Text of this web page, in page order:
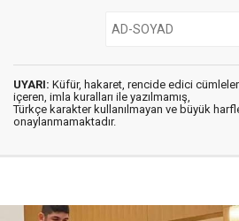
UYARI: Küfür, hakaret, rencide edici cümleler
içeren, imla kuralları ile yazılmamış,
Türkçe karakter kullanılmayan ve büyük
onaylanmamaktadır.